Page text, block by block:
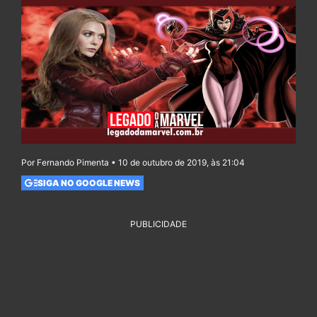
Por Fernando Pimenta • 10 de outubro de 2019, às 21:04
SIGA NO GOOGLE NEWS
PUBLICIDADE